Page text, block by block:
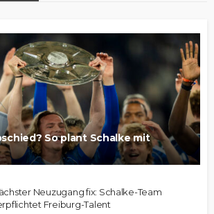
So plant Schalke mit
Neuzugang fix: Schalke-Team
Freiburg-Talent